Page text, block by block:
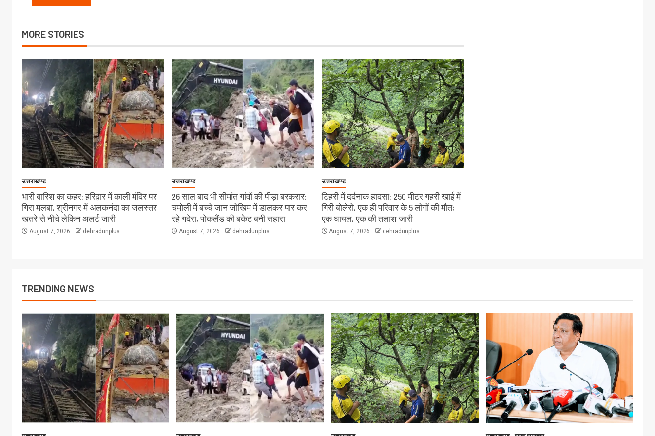
MORE STORIES
उत्तराखण्ड
भारी बारिश का कहर: हरिद्वार में काली मंदिर पर
गिरा मलबा, श्रीनगर में अलकनंदा का जलस्तर
खतरे से नीचे लेकिन अलर्ट जारी
August 7, 2026 dehradunplus
उत्तराखण्ड
26 साल बाद भी सीमांत गांवों की पीड़ा बरकरार:
चमोली में बच्चे जान जोखिम में डालकर पार कर
रहे गदेरा, पोकलैंड की बकेट बनी सहारा
August 7, 2026 dehradunplus
उत्तराखण्ड
टिहरी में दर्दनाक हादसा: 250 मीटर गहरी खाई में
गिरी बोलेरो, एक ही परिवार के 5 लोगों की मौत;
एक घायल, एक की तलाश जारी
August 7, 2026 dehradunplus
TRENDING NEWS